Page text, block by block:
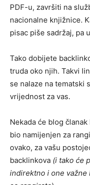
PDF-u, završiti na
nacionalne knjižnice.
pisac piše sadržaj, pa
Tako dobijete
truda oko njih. Takvi
se nalaze na tematski
vrijednost za vas.
Nekada će blog
bio namijenjen za
ovako, za vašu
backlinkova (i tako će
indirektno i one važne